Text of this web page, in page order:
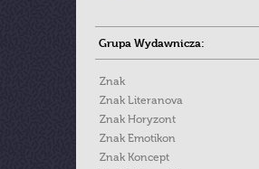
Grupa Wydawnicza:
Znak
Znak Literanova
Znak Horyzont
Znak Emotikon
Znak Koncept